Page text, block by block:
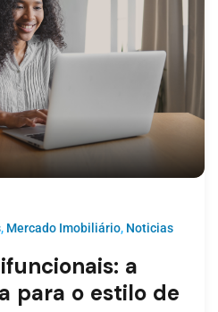
, Mercado Imobiliário, Noticias
a
para o estilo de